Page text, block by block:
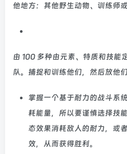
他地方：其他野生动物、训练师或
由 100 多种由元素、特质和技能
队。捕捉和训练他们，然后放他
掌握一个基于耐力的战斗系
耗能量，所以要谨慎选择技
态效果消耗敌人的耐力，或
效，从而获得胜利。